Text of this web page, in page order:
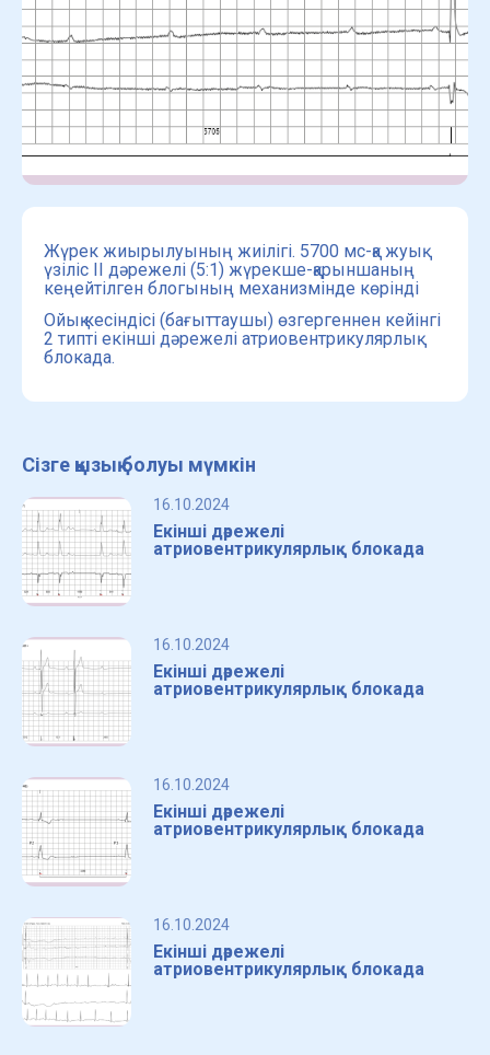
Жүрек жиырылуының жиілігі. 5700 мс-қа жуық
үзіліс ІІ дәрежелі (5:1) жүрекше-қарыншаның
кеңейтілген блогының механизмінде көрінді
Ойық кесіндісі (бағыттаушы) өзгергеннен кейінгі
2 типті екінші дәрежелі атриовентрикулярлық
блокада.
Сізге қызық болуы мүмкін
16.10.2024
Екінші дәрежелі
атриовентрикулярлық блокада
16.10.2024
Екінші дәрежелі
атриовентрикулярлық блокада
16.10.2024
Екінші дәрежелі
атриовентрикулярлық блокада
16.10.2024
Екінші дәрежелі
атриовентрикулярлық блокада